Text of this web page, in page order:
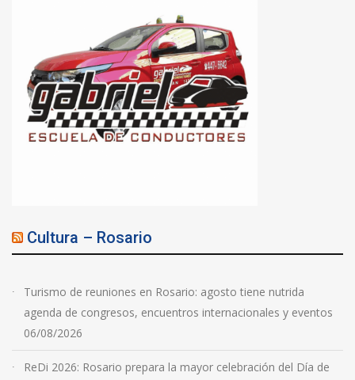
Cultura – Rosario
Turismo de reuniones en Rosario: agosto tiene nutrida
agenda de congresos, encuentros internacionales y eventos
06/08/2026
ReDi 2026: Rosario prepara la mayor celebración del Día de